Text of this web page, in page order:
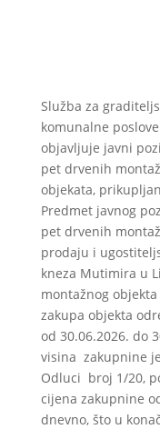
Služba za
komunalne
objavljuje javni
pet drvenih
objekata,
Predmet javnog
pet drvenih
prodaju i
kneza Mutimira u
montažnog
zakupa objekta
od 30.06.2026. do
visina zakupnine
Odluci broj 1/20,
cijena zakupnine
dnevno, što u